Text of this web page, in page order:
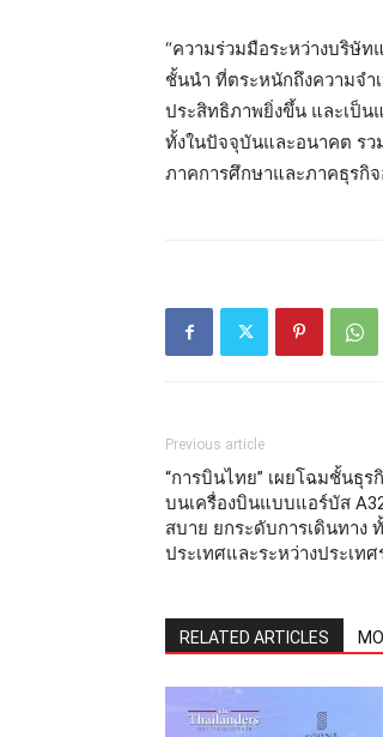
“ความร่วมมือระหว่างบริษั
ชั้นนำ ที่ตระหนักถึงความจำ
ประสิทธิภาพยิ่งขึ้น และเป็น
ทั้งในปัจจุบันและอนาคต รว
ภาคการศึกษาและภาคธุรกิ
Previous article
“การบินไทย” เผยโฉมชั้นธุร
บนเครื่องบินแบบแอร์บัส
สบาย ยกระดับการเดินทาง
ประเทศและระหว่างประเท
RELATED ARTICLES